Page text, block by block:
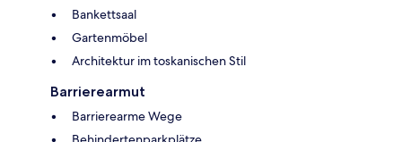
Bankettsaal
Gartenmöbel
Architektur im toskanischen Stil
Barrierearmut
Barrierearme Wege